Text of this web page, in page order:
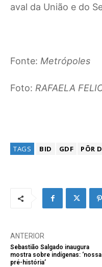
aval da União e do
Fonte: Metrópoles
Foto: RAFAELA
TAGS BID GDF PÔR
ANTERIOR
Sebastião Salgado inaugura
mostra sobre indígenas: ‘nossa
pré-história’